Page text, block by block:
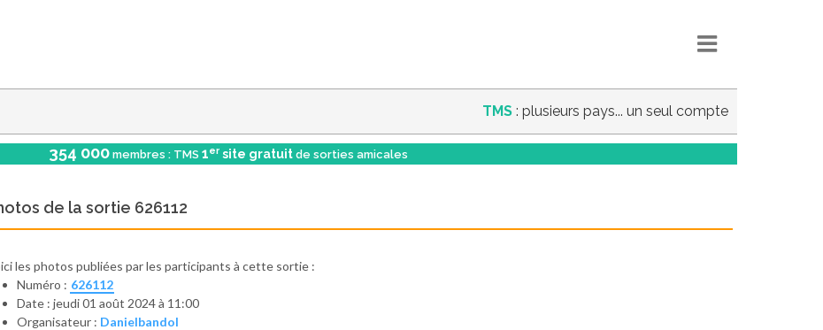
TMS : plusieurs pays... un seul compte
354 000 membres : TMS 1er site gratuit de sorties amicales
de la sortie 626112
les photos publiées par les participants à cette sortie :
Numéro : 626112
Date : jeudi 01 août 2024 à 11:00
Organisateur : Danielbandol